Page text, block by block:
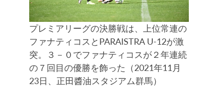
プレミアリーグの決勝戦は、上位常連の
ファナティコスとPARAISTRA U-12が激
突。３－０でファナティコスが２年連続
の７回目の優勝を飾った（2021年11月
23日、正田醬油スタジアム群馬）